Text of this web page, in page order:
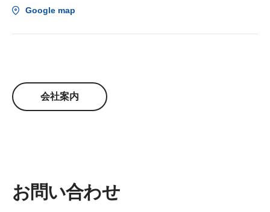
Google map
会社案内
お問い合わせ